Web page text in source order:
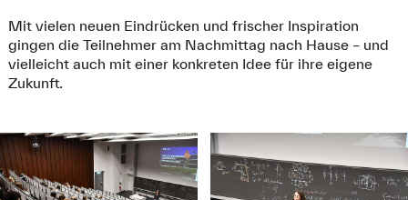
Mit vielen neuen Eindrücken und frischer Inspiration
gingen die Teilnehmer am Nachmittag nach Hause – und
vielleicht auch mit einer konkreten Idee für ihre eigene
Zukunft.